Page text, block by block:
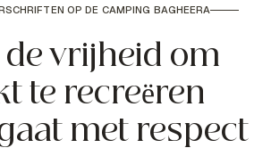
OP DE CAMPING BAGHEERA
de vrijheid om
te recreëren
met respect